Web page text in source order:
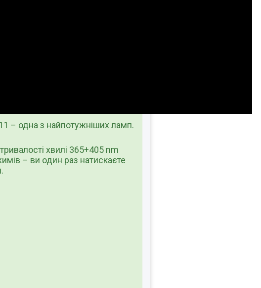
– одна з найпотужніших ламп.
хвилі 365+405 nm
– ви один раз натискаєте